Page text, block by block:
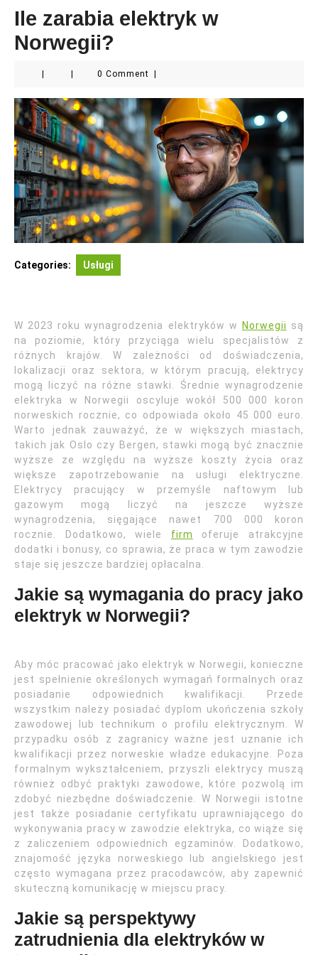
Ile zarabia elektryk w
Norwegii?
0 Comment
Categories: Usługi
W 2023 roku wynagrodzenia elektryków w Norwegii są
na poziomie, który przyciąga wielu specjalistów z
różnych krajów. W zależności od doświadczenia,
lokalizacji oraz sektora, w którym pracują, elektrycy
mogą liczyć na różne stawki. Średnie wynagrodzenie
elektryka w Norwegii oscyluje wokół 500 000 koron
norweskich rocznie, co odpowiada około 45 000 euro.
Warto jednak zauważyć, że w większych miastach,
takich jak Oslo czy Bergen, stawki mogą być znacznie
wyższe ze względu na wyższe koszty życia oraz
większe zapotrzebowanie na usługi elektryczne.
Elektrycy pracujący w przemyśle naftowym lub
gazowym mogą liczyć na jeszcze wyższe
wynagrodzenia, sięgające nawet 700 000 koron
rocznie. Dodatkowo, wiele firm
oferuje atrakcyjne
dodatki i bonusy, co sprawia, że praca w tym zawodzie
staje się jeszcze bardziej opłacalna.
Jakie są wymagania do pracy jako
elektryk w Norwegii?
Aby móc pracować jako elektryk w Norwegii, konieczne
jest spełnienie określonych wymagań formalnych oraz
posiadanie odpowiednich kwalifikacji. Przede
wszystkim należy posiadać dyplom ukończenia szkoły
zawodowej lub technikum o profilu elektrycznym. W
przypadku osób z zagranicy ważne jest uznanie ich
kwalifikacji przez norweskie władze edukacyjne. Poza
formalnym wykształceniem, przyszli elektrycy muszą
również odbyć praktyki zawodowe, które pozwolą im
zdobyć niezbędne doświadczenie. W Norwegii istotne
jest także posiadanie certyfikatu uprawniającego do
wykonywania pracy w zawodzie elektryka, co wiąże się
z zaliczeniem odpowiednich egzaminów. Dodatkowo,
znajomość języka norweskiego lub angielskiego jest
często wymagana przez pracodawców, aby zapewnić
skuteczną komunikację w miejscu pracy.
Jakie są perspektywy
zatrudnienia dla elektryków w